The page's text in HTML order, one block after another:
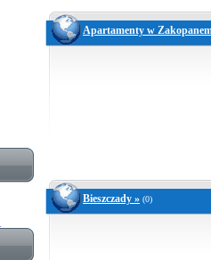
Apartamenty w
Bieszczady » (0)